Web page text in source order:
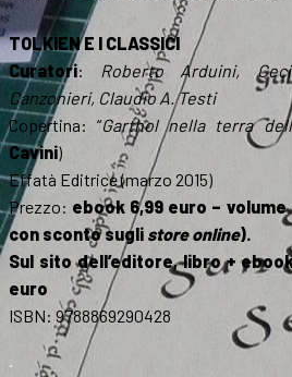
TOLKIEN E I CLASSICI
Curatori: Roberto Arduini,
Canzonieri, Claudio A. Testi
Copertina: “Garthol nella terra
Cavini)
Effatà Editrice (marzo 2015)
Prezzo: ebook 6,99 euro – volume
con sconto sugli store online).
Sul sito dell’editore, libro +
euro
ISBN: 9788869290428